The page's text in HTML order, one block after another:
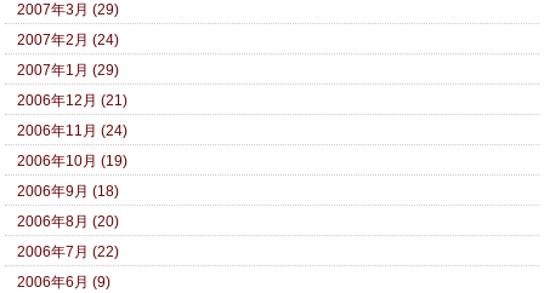
2007年3月 (29)
2007年2月 (24)
2007年1月 (29)
2006年12月 (21)
2006年11月 (24)
2006年10月 (19)
2006年9月 (18)
2006年8月 (20)
2006年7月 (22)
2006年6月 (9)